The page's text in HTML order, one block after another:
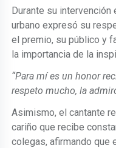
Durante su intervención
urbano expresó su
el premio, su público y
la importancia de la
“Para mí es un honor
respeto mucho, la
Asimismo, el cantante
cariño que recibe
colegas, afirmando